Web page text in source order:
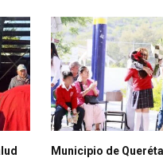
Municipio de